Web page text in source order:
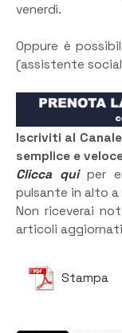
venerdì.
Oppure è
(assistente
Iscriviti al
semplice e
Clicca quiper
pulsante in alto
Non riceverai
articoli
Stampa